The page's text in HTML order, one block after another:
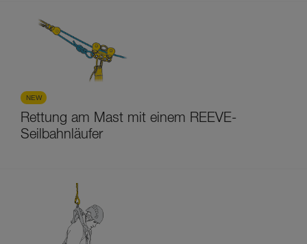
NEW
Rettung am Mast mit einem REEVE-
Seilbahnläufer